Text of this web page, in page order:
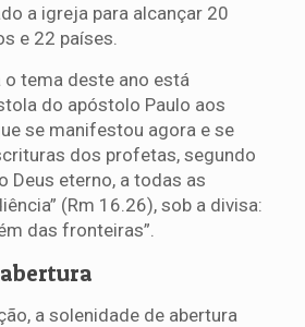
a igreja para alcançar 20
e 22 países.
o tema deste ano está
do apóstolo Paulo aos
se manifestou agora e se
dos profetas, segundo
Deus eterno, a todas as
(Rm 16.26), sob a divisa:
das fronteiras”.
a solenidade de abertura